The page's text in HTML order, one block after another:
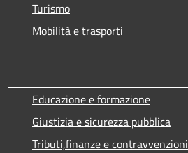
Turismo
Mobilità e trasporti
Educazione e formazione
Giustizia e sicurezza pubblica
Tributi,finanze e contravvenzioni